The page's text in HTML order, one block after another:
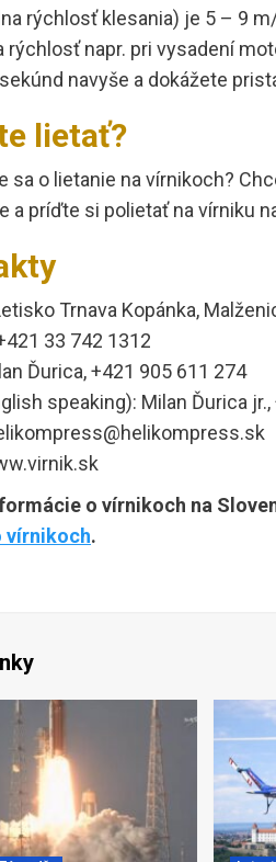
rýchlosť klesania) je 5 – 9
rýchlosť napr. pri vysadení
navyše a dokážete
lietať?
sa o lietanie na vírnikoch?
a príďte si polietať na vírniku
Trnava Kopánka,
33 742 1312
Ďurica, +421 905 611 274
speaking): Milan Ďurica
o vírnikoch na
vírnikoch.